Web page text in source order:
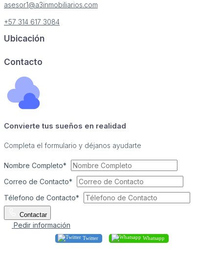
asesor1@a3inmobiliarios.com
+57 314 617 3084
Ubicación
Contacto
Convierte tus sueños en realidad
Completa el formulario y déjanos ayudarte
Nombre Completo*
Correo de Contacto*
Télefono de Contacto*
Contactar
Pedir información
Twitter Whatsapp